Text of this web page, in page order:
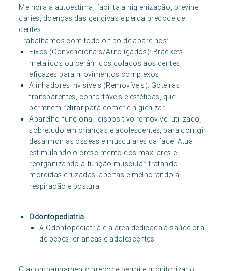
Melhora a autoestima, facilita a higienização, previne
cáries, doenças das gengivas e perda precoce de
dentes.
Trabalhamos com todo o tipo de aparelhos:
Fixos (Convencionais/Autoligados): Brackets
metálicos ou cerâmicos colados aos dentes,
eficazes para movimentos complexos.
Alinhadores Invisíveis (Removíveis): Goteiras
transparentes, confortáveis e estéticas, que
permitem retirar para comer e higienizar.
Aparelho funcional: dispositivo removível utilizado,
sobretudo em crianças e adolescentes, para corrigir
desarmonias ósseas e musculares da face. Atua
estimulando o crescimento dos maxilares e
reorganizando a função muscular, tratando
mordidas cruzadas, abertas e melhorando a
respiração e postura
Odontopediatria
A Odontopediatria é a área dedicada à saúde oral
de bebés, crianças e adolescentes.